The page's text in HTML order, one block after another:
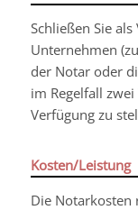
Schließen Sie
Unternehmen
der Notar oder
im Regelfall
Verfügung zu
Kosten/Leistung
Die Notarkosten